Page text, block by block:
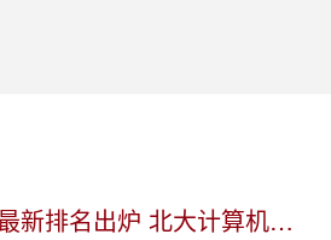
新排名出炉 北大计算机科